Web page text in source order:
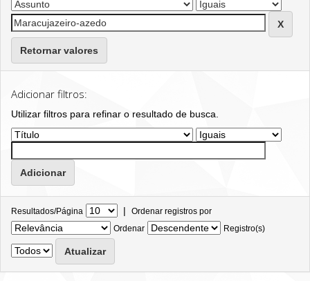
Retornar valores
Adicionar filtros:
Utilizar filtros para refinar o resultado de busca.
Resultados/Página | Ordenar registros por
Ordenar
Registro(s)